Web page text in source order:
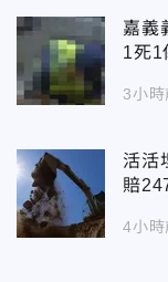
嘉義
1死1
3小時
活活
賠
4小時